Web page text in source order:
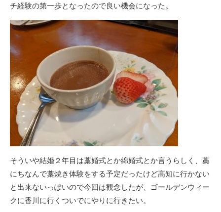
チ経験の第一歩となったので良い機会になった。
そういや結婚２年目は藁婚式とか綿婚式とか言うらしく、藁
にちなんで藁焼き体験をする予定だったけど高知に行かない
と出来ないっぽいので今回は観念したが、ゴールデンウィー
クに香川に行くついでにやりに行きたい。